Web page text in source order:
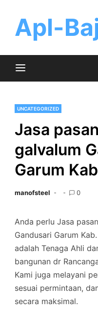
contentApl-
UNCATEGORIZED
Jasa
galvalum
Garum
manofsteel 0
Anda perlu Jasa
Gandusari Garum
adalah Tenaga Ahli
bangunan dr
Kami juga melayani
sesuai permintaan,
secara maksimal.